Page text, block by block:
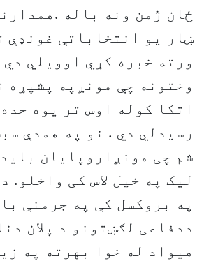
ځان ژمن ونه باله
ښار یو انتخاباتې غونډې
ورته خبره کړي اوویلي دي
وختونه چې مونږپه پشپړه
اتکا کوله اوس تر یوه
رسیدلي دي . نو په همدې
شم چی مونږاروپایان
لیک په خپل لاس کی واخلو.
په بروکسل کې په جرمنې
ددفاعی لګښتونو د پلان
هیواد له خوا بهرته په